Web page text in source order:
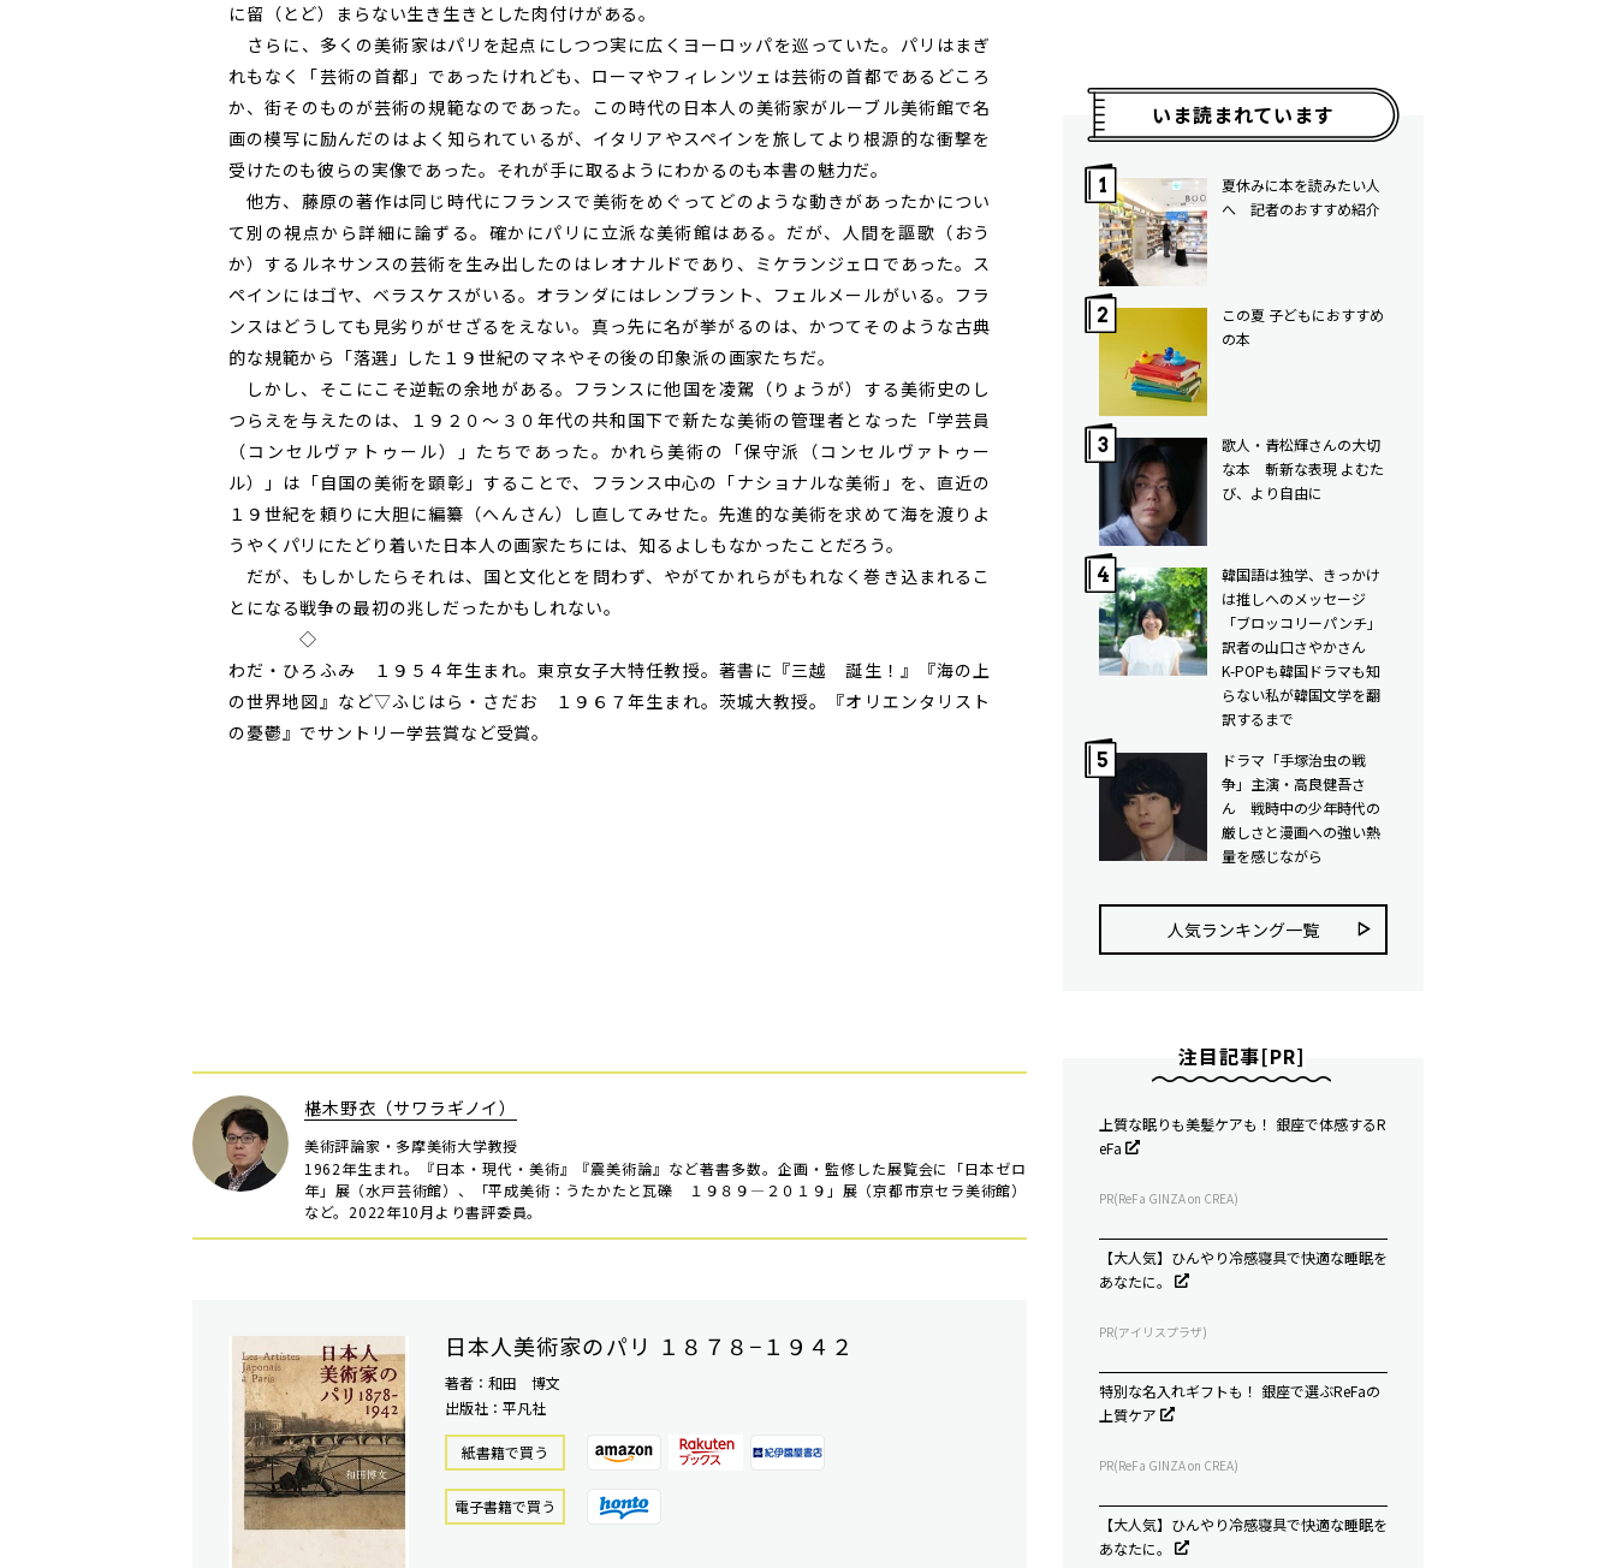
に留（とど）まらない生き生きとした肉付けがある。
さらに、多くの美術家はパリを起点にしつつ実に広くヨーロッパを巡っていた。パリはまぎ
れもなく「芸術の首都」であったけれども、ローマやフィレンツェは芸術の首都であるどころ
か、街そのものが芸術の規範なのであった。この時代の日本人の美術家がルーブル美術館で名
画の模写に励んだのはよく知られているが、イタリアやスペインを旅してより根源的な衝撃を
受けたのも彼らの実像であった。それが手に取るようにわかるのも本書の魅力だ。
他方、藤原の著作は同じ時代にフランスで美術をめぐってどのような動きがあったかについ
て別の視点から詳細に論ずる。確かにパリに立派な美術館はある。だが、人間を謳歌（おう
か）するルネサンスの芸術を生み出したのはレオナルドであり、ミケランジェロであった。ス
ペインにはゴヤ、ベラスケスがいる。オランダにはレンブラント、フェルメールがいる。フラ
ンスはどうしても見劣りがせざるをえない。真っ先に名が挙がるのは、かつてそのような古典
的な規範から「落選」した１９世紀のマネやその後の印象派の画家たちだ。
しかし、そこにこそ逆転の余地がある。フランスに他国を凌駕（りょうが）する美術史のし
つらえを与えたのは、１９２０～３０年代の共和国下で新たな美術の管理者となった「学芸員
（コンセルヴァトゥール）」たちであった。かれら美術の「保守派（コンセルヴァトゥー
ル）」は「自国の美術を顕彰」することで、フランス中心の「ナショナルな美術」を、直近の
１９世紀を頼りに大胆に編纂（へんさん）し直してみせた。先進的な美術を求めて海を渡りよ
うやくパリにたどり着いた日本人の画家たちには、知るよしもなかったことだろう。
だが、もしかしたらそれは、国と文化とを問わず、やがてかれらがもれなく巻き込まれるこ
とになる戦争の最初の兆しだったかもしれない。
◇
わだ・ひろふみ １９５４年生まれ。東京女子大特任教授。著書に『三越 誕生！』『海の上
の世界地図』など▽ふじはら・さだお １９６７年生まれ。茨城大教授。『オリエンタリスト
の憂鬱』でサントリー学芸賞など受賞。
椹木野衣（サワラギノイ）
美術評論家・多摩美術大学教授
1962年生まれ。『日本・現代・美術』『震美術論』など著書多数。企画・監修した展覧会に「日本ゼロ
年」展（水戸芸術館）、「平成美術：うたかたと瓦礫 １９８９―２０１９」展（京都市京セラ美術館）
など。2022年10月より書評委員。
日本人美術家のパリ １８７８−１９４２
著者：和田 博文
出版社：平凡社
紙書籍で買う
電⼦書籍で買う
いま読まれています
夏休みに本を読みたい人
へ 記者のおすすめ紹介
この夏 子どもにおすすめ
の本
歌人・青松輝さんの大切
な本 斬新な表現 よむた
び、より自由に
韓国語は独学、きっかけ
は推しへのメッセージ
「ブロッコリーパンチ」
訳者の山口さやかさん
K-POPも韓国ドラマも知
らない私が韓国文学を翻
訳するまで
ドラマ「手塚治虫の戦
争」主演・高良健吾さ
ん 戦時中の少年時代の
厳しさと漫画への強い熱
量を感じながら
人気ランキング⼀覧
注目記事[PR]
上質な眠りも美髪ケアも！ 銀座で体感するR
eFa
PR(ReFa GINZA on CREA)
【大人気】ひんやり冷感寝具で快適な睡眠を
あなたに。
PR(アイリスプラザ)
特別な名入れギフトも！ 銀座で選ぶReFaの
上質ケア
PR(ReFa GINZA on CREA)
【大人気】ひんやり冷感寝具で快適な睡眠を
あなたに。